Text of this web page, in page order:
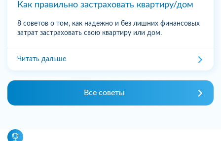
Как правильно застраховать квартиру/дом
8 советов о том, как надежно и без лишних финансовых
затрат застраховать свою квартиру или дом.
Читать дальше
Все советы